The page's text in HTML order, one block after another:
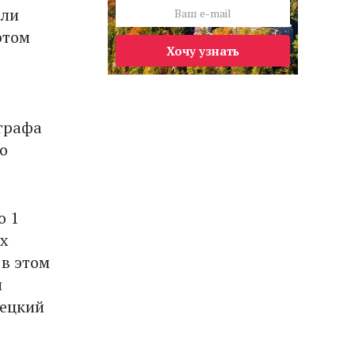
1
этом
Хочу узнать